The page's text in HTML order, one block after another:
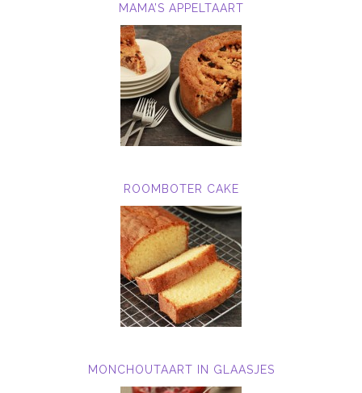
MAMA’S APPELTAART
ROOMBOTER CAKE
MONCHOUTAART IN GLAASJES